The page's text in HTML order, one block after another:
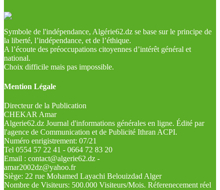
Symbole de l'indépendance, Algérie62.dz se base sur le principe de
la liberté, l’indépendance, et de l’éthique.
A l’écoute des préoccupations citoyennes d’intérêt général et
national.
Choix difficile mais pas impossible.
Mention Légale
Directeur de la Publication
CHEKAR Amar
Algerie62.dz Journal d'informations générales en ligne. Édité par
l'agence de Communication et de Publicité Ithran ACPI.
Numéro enrigistrement: 07/21
Tel 0554 57 22 41 - 0664 72 83 20
Email : contact@algerie62.dz -
amar2002dz@yahoo.fr
Siège: 22 rue Mohamed Layachi Belouizdad Alger
Nombre de Visiteurs: 500.000 Visiteurs/Mois. Réferenecement réel